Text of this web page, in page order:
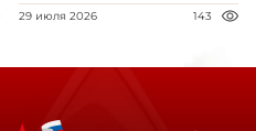
29 июля 2026 143